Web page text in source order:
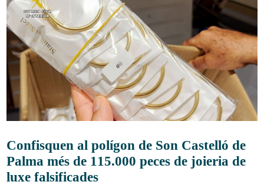
Confisquen al polígon de Son Castelló de
Palma més de 115.000 peces de joieria de
luxe falsificades